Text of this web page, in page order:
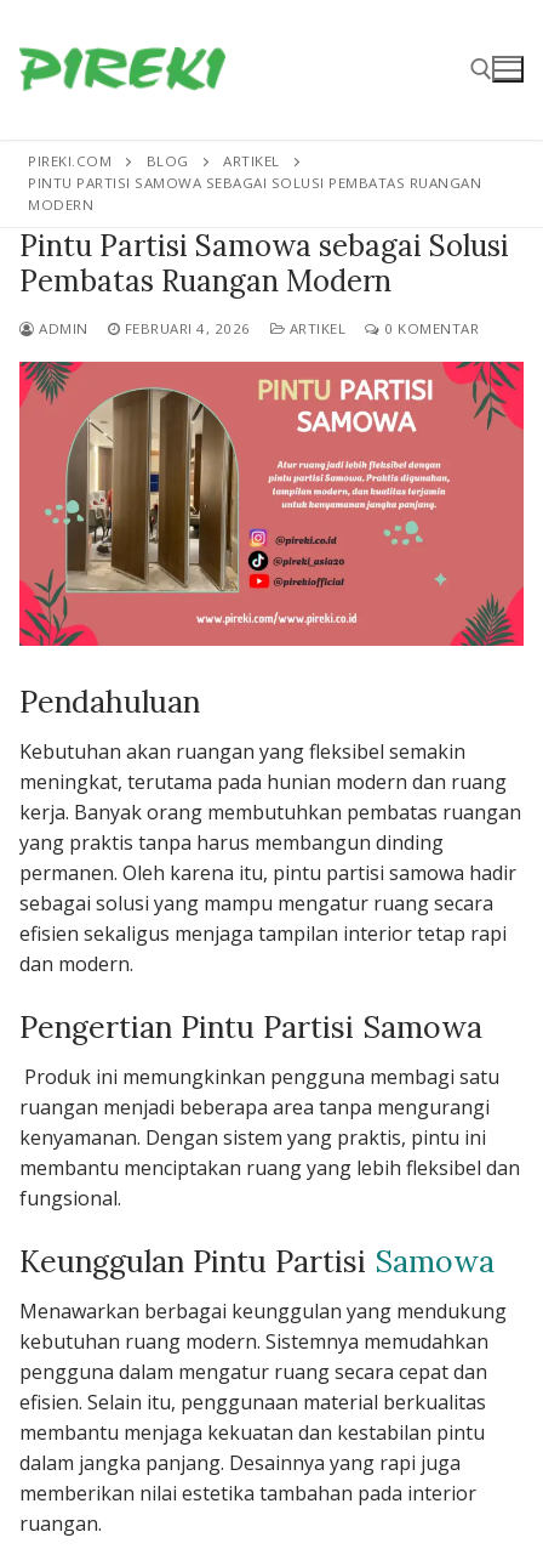
ke
konten
Cari:
PIREKI.COM BLOG
ARTIKEL
PINTU PARTISI SAMOWA SEBAGAI SOLUSI PEMBATAS RUANGAN
MODERN
Pintu Partisi Samowa sebagai Solusi
Pembatas Ruangan Modern
ADMIN FEBRUARI 4, 2026 ARTIKEL 0 KOMENTAR
Pendahuluan
Kebutuhan akan ruangan yang fleksibel semakin
meningkat, terutama pada hunian modern dan ruang
kerja. Banyak orang membutuhkan pembatas ruangan
yang praktis tanpa harus membangun dinding
permanen. Oleh karena itu, pintu partisi samowa hadir
sebagai solusi yang mampu mengatur ruang secara
efisien sekaligus menjaga tampilan interior tetap rapi
dan modern.
Pengertian Pintu Partisi Samowa
Produk ini memungkinkan pengguna membagi satu
ruangan menjadi beberapa area tanpa mengurangi
kenyamanan. Dengan sistem yang praktis, pintu ini
membantu menciptakan ruang yang lebih fleksibel dan
fungsional.
Keunggulan Pintu Partisi Samowa
Menawarkan berbagai keunggulan yang mendukung
kebutuhan ruang modern. Sistemnya memudahkan
pengguna dalam mengatur ruang secara cepat dan
efisien. Selain itu, penggunaan material berkualitas
membantu menjaga kekuatan dan kestabilan pintu
dalam jangka panjang. Desainnya yang rapi juga
memberikan nilai estetika tambahan pada interior
ruangan.